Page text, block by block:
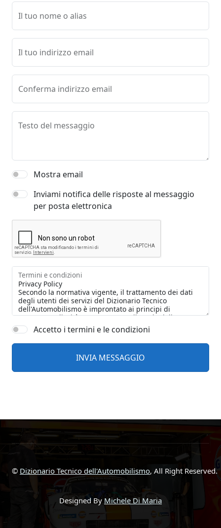
Il tuo nome o alias
Il tuo indirizzo email
Conferma indirizzo email
Testo del messaggio
Mostra email
Inviami notifica delle risposte al messaggio
per posta elettronica
Termini e condizioni
Accetto i termini e le condizioni
© Dizionario Tecnico dell'Automobilismo, All Right Reserved.
Designed By Michele Di Maria